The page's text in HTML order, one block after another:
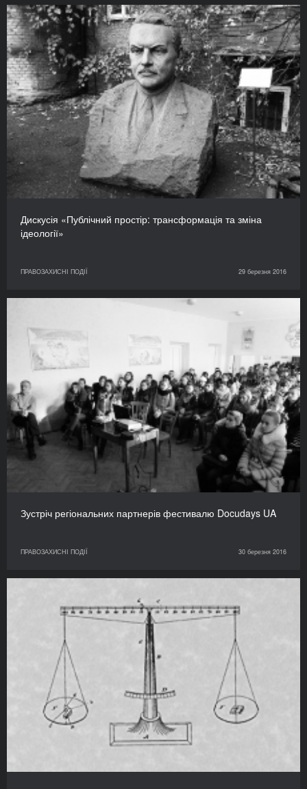
Дискусія «Публічний простір: трансформація та зміна
ідеології»
ПРАВОЗАХИСНІ ПОДІЇ 29 березня 2016
Зустріч регіональних партнерів фестивалю Docudays UA
ПРАВОЗАХИСНІ ПОДІЇ 30 березня 2016